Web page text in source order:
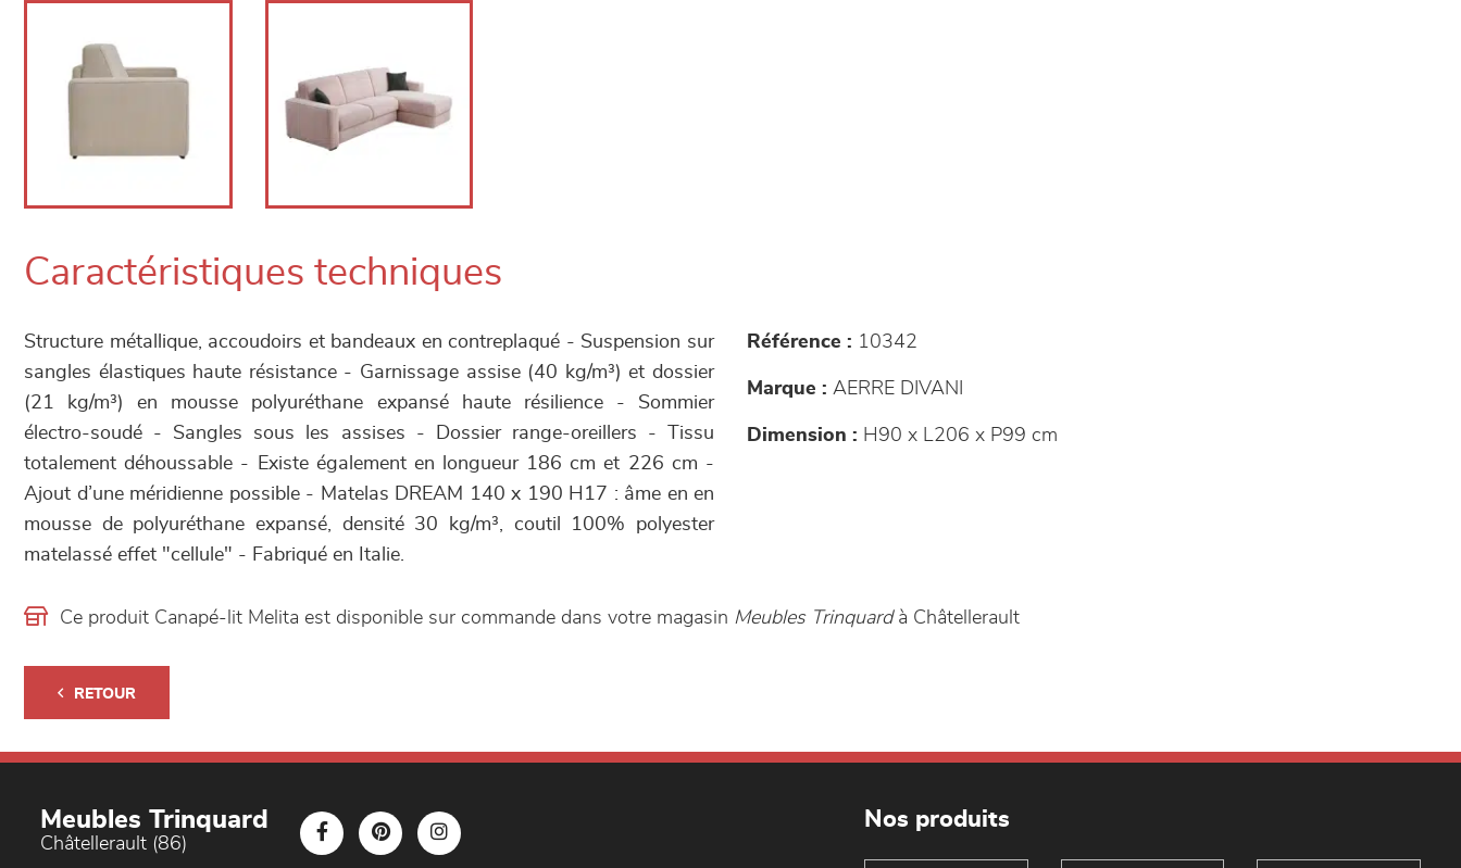
Caractéristiques techniques
Structure métallique, accoudoirs et bandeaux en contreplaqué - Suspension sur
sangles élastiques haute résistance - Garnissage assise (40 kg/m³) et dossier
(21 kg/m³) en mousse polyuréthane expansé haute résilience - Sommier
électro-soudé - Sangles sous les assises - Dossier range-oreillers - Tissu
totalement déhoussable - Existe également en longueur 186 cm et 226 cm -
Ajout d’une méridienne possible - Matelas DREAM 140 x 190 H17 : âme en en
mousse de polyuréthane expansé, densité 30 kg/m³, coutil 100% polyester
matelassé effet "cellule" - Fabriqué en Italie.
Référence : 10342
Marque : AERRE DIVANI
Dimension : H90 x L206 x P99 cm
Ce produit Canapé-lit Melita est disponible sur commande dans votre magasin Meubles Trinquard à Châtellerault
RETOUR
Meubles Trinquard
Châtellerault (86)
Nos produits